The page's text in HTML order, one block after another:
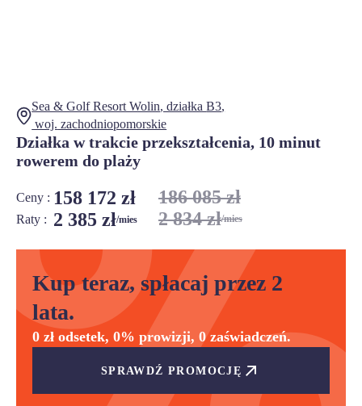
Sea & Golf Resort Wolin, działkaB3,
woj. zachodniopomorskie
Działka w trakcie przekształcenia, 10 minut
rowerem do plaży
Ceny : 158 172 zł 186 085 zł
Raty : 2 385 zł/mies 2 834 zł/mies
Kup teraz, spłacaj przez 2
lata.
0 zł odsetek, 0% prowizji, 0 zaświadczeń.
SPRAWDŹ PROMOCJĘ